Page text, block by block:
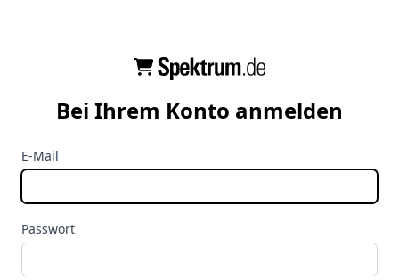
Bei Ihrem Konto anmelden
E-Mail
Passwort